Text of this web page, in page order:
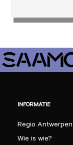
INFORMATIE
Regio Antwerpen
Wie is wie?